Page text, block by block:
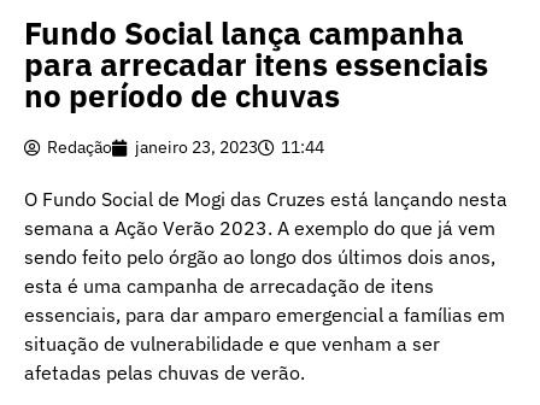
Fundo Social lança campanha
para arrecadar itens essenciais
no período de chuvas
Redação janeiro 23, 2023 11:44
O Fundo Social de Mogi das Cruzes está lançando nesta
semana a Ação Verão 2023. A exemplo do que já vem
sendo feito pelo órgão ao longo dos últimos dois anos,
esta é uma campanha de arrecadação de itens
essenciais, para dar amparo emergencial a famílias em
situação de vulnerabilidade e que venham a ser
afetadas pelas chuvas de verão.